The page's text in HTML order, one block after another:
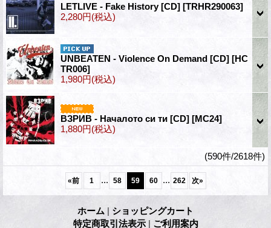
LETLIVE - Fake History [CD] [TRHR290063]
2,280円(税込)
UNBEATEN - Violence On Demand [CD] [HC
TR006]
1,980円(税込)
ВЗРИВ - Н​а​ч​а​л​о​т​о си ти [CD] [MC24]
1,880円(税込)
(590件/2618件)
«前 1 ... 58 59 60 ... 262 次»
ホーム | ショッピングカート
特定商取引法表示 | ご利用案内